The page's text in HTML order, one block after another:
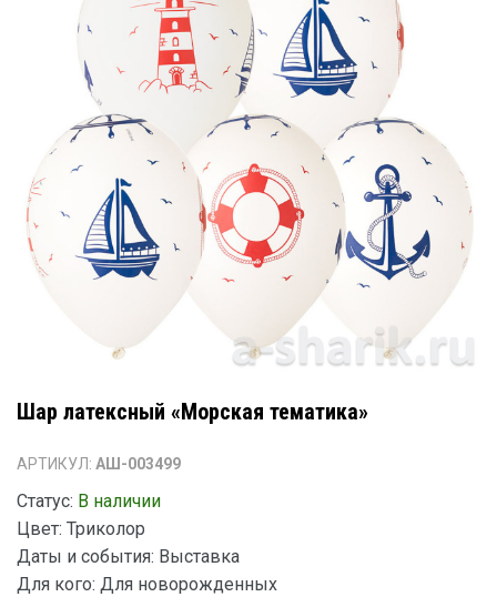
Шар латексный «Морская тематика»
АРТИКУЛ: АШ-003499
Статус: В наличии
Цвет: Триколор
Даты и события: Выставка
Для кого: Для новорожденных